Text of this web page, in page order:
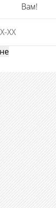
Вам!